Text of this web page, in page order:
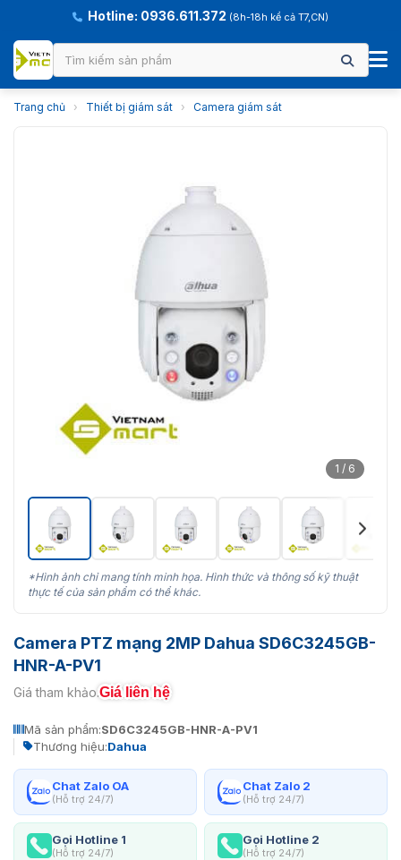
Hotline: 0936.611.372 (8h-18h kể cả T7,CN)
Trang chủ › Thiết bị giám sát › Camera giám sát
1 / 6
*Hình ảnh chỉ mang tính minh họa. Hình thức và thông số kỹ thuật
thực tế của sản phẩm có thể khác.
Camera PTZ mạng 2MP Dahua SD6C3245GB-
HNR-A-PV1
Giá tham khảo:Giá liên hệ
Mã sản phẩm:SD6C3245GB-HNR-A-PV1
Thương hiệu:Dahua
Chat Zalo OA
(Hỗ trợ 24/7)
Chat Zalo 2
(Hỗ trợ 24/7)
Gọi Hotline 1
(Hỗ trợ 24/7)
Gọi Hotline 2
(Hỗ trợ 24/7)